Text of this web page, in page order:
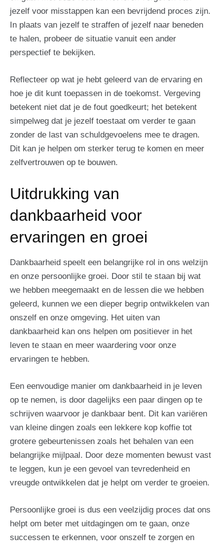
jezelf voor misstappen kan een bevrijdend proces zijn.
In plaats van jezelf te straffen of jezelf naar beneden
te halen, probeer de situatie vanuit een ander
perspectief te bekijken.
Reflecteer op wat je hebt geleerd van de ervaring en
hoe je dit kunt toepassen in de toekomst. Vergeving
betekent niet dat je de fout goedkeurt; het betekent
simpelweg dat je jezelf toestaat om verder te gaan
zonder de last van schuldgevoelens mee te dragen.
Dit kan je helpen om sterker terug te komen en meer
zelfvertrouwen op te bouwen.
Uitdrukking van
dankbaarheid voor
ervaringen en groei
Dankbaarheid speelt een belangrijke rol in ons welzijn
en onze persoonlijke groei. Door stil te staan bij wat
we hebben meegemaakt en de lessen die we hebben
geleerd, kunnen we een dieper begrip ontwikkelen van
onszelf en onze omgeving. Het uiten van
dankbaarheid kan ons helpen om positiever in het
leven te staan en meer waardering voor onze
ervaringen te hebben.
Een eenvoudige manier om dankbaarheid in je leven
op te nemen, is door dagelijks een paar dingen op te
schrijven waarvoor je dankbaar bent. Dit kan variëren
van kleine dingen zoals een lekkere kop koffie tot
grotere gebeurtenissen zoals het behalen van een
belangrijke mijlpaal. Door deze momenten bewust vast
te leggen, kun je een gevoel van tevredenheid en
vreugde ontwikkelen dat je helpt om verder te groeien.
Persoonlijke groei is dus een veelzijdig proces dat ons
helpt om beter met uitdagingen om te gaan, onze
successen te erkennen, voor onszelf te zorgen en